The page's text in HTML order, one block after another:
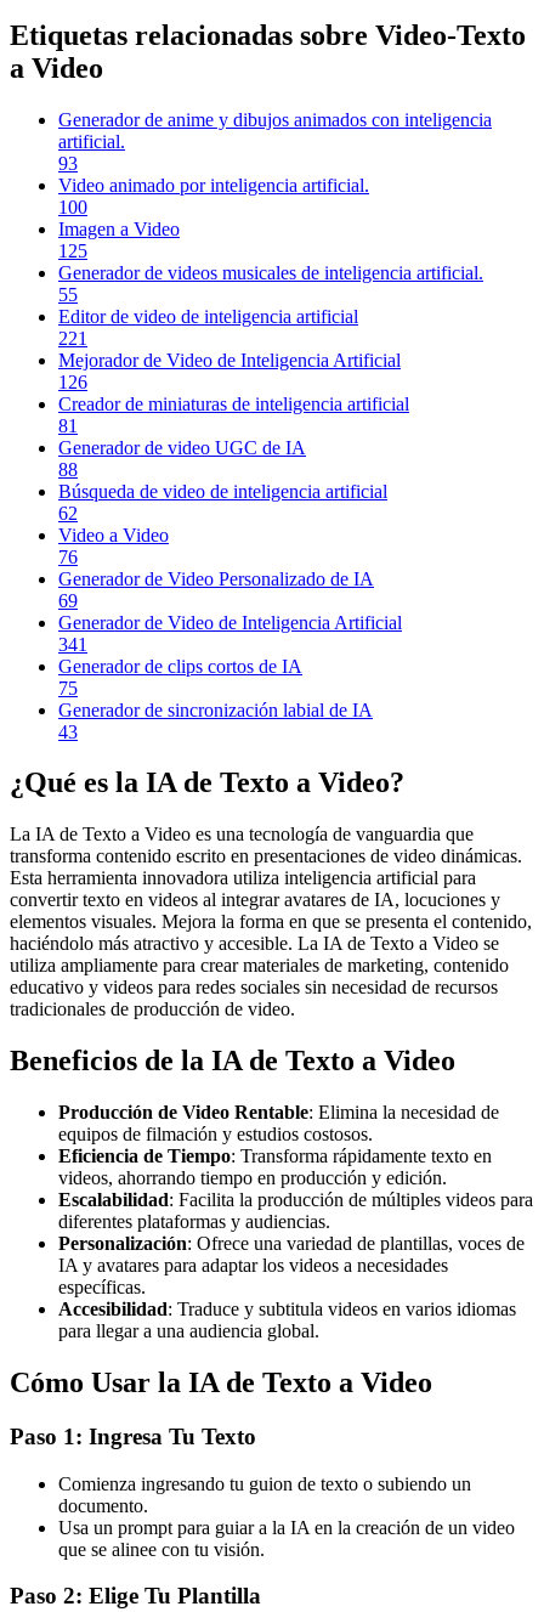
Etiquetas relacionadas sobre Video-Texto
a Video
Generador de anime y dibujos animados con inteligencia
artificial.
93
Video animado por inteligencia artificial.
100
Imagen a Video
125
Generador de videos musicales de inteligencia artificial.
55
Editor de video de inteligencia artificial
221
Mejorador de Video de Inteligencia Artificial
126
Creador de miniaturas de inteligencia artificial
81
Generador de video UGC de IA
88
Búsqueda de video de inteligencia artificial
62
Video a Video
76
Generador de Video Personalizado de IA
69
Generador de Video de Inteligencia Artificial
341
Generador de clips cortos de IA
75
Generador de sincronización labial de IA
43
¿Qué es la IA de Texto a Video?
La IA de Texto a Video es una tecnología de vanguardia que
transforma contenido escrito en presentaciones de video dinámicas.
Esta herramienta innovadora utiliza inteligencia artificial para
convertir texto en videos al integrar avatares de IA, locuciones y
elementos visuales. Mejora la forma en que se presenta el contenido,
haciéndolo más atractivo y accesible. La IA de Texto a Video se
utiliza ampliamente para crear materiales de marketing, contenido
educativo y videos para redes sociales sin necesidad de recursos
tradicionales de producción de video.
Beneficios de la IA de Texto a Video
Producción de Video Rentable: Elimina la necesidad de
equipos de filmación y estudios costosos.
Eficiencia de Tiempo: Transforma rápidamente texto en
videos, ahorrando tiempo en producción y edición.
Escalabilidad: Facilita la producción de múltiples videos para
diferentes plataformas y audiencias.
Personalización: Ofrece una variedad de plantillas, voces de
IA y avatares para adaptar los videos a necesidades
específicas.
Accesibilidad: Traduce y subtitula videos en varios idiomas
para llegar a una audiencia global.
Cómo Usar la IA de Texto a Video
Paso 1: Ingresa Tu Texto
Comienza ingresando tu guion de texto o subiendo un
documento.
Usa un prompt para guiar a la IA en la creación de un video
que se alinee con tu visión.
Paso 2: Elige Tu Plantilla